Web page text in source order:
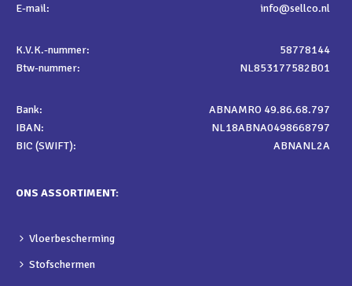
E-mail:
info@sellco.nl
K.V.K.-nummer:
58778144
Btw-nummer:
NL853177582B01
Bank:
ABNAMRO 49.86.68.797
IBAN:
NL18ABNA0498668797
BIC (SWIFT):
ABNANL2A
ONS ASSORTIMENT:
Vloerbescherming
Stofschermen